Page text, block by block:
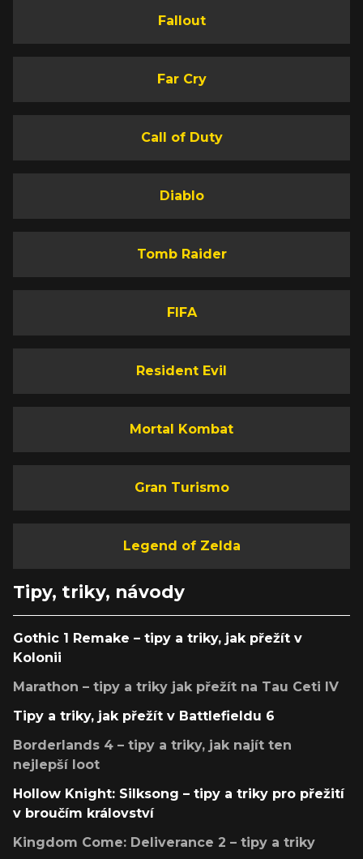
Fallout
Far Cry
Call of Duty
Diablo
Tomb Raider
FIFA
Resident Evil
Mortal Kombat
Gran Turismo
Legend of Zelda
Tipy, triky, návody
Gothic 1 Remake – tipy a triky, jak přežít v
Kolonii
Marathon – tipy a triky jak přežít na Tau Ceti IV
Tipy a triky, jak přežít v Battlefieldu 6
Borderlands 4 – tipy a triky, jak najít ten
nejlepší loot
Hollow Knight: Silksong – tipy a triky pro přežití
v broučím království
Kingdom Come: Deliverance 2 – tipy a triky